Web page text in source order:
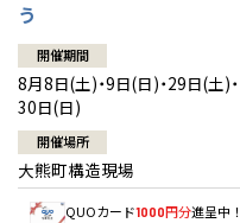
う
開催期間
8月8日(土)・9日(日)・29日(土)・
30日(日)
開催場所
大熊町構造現場
QUOカード1000円分進呈中！